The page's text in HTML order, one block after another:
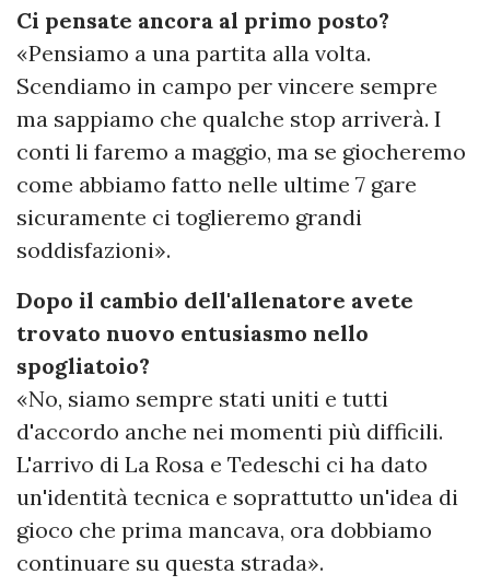
Ci pensate ancora al primo posto?
«Pensiamo a una partita alla volta.
Scendiamo in campo per vincere sempre
ma sappiamo che qualche stop arriverà. I
conti li faremo a maggio, ma se giocheremo
come abbiamo fatto nelle ultime 7 gare
sicuramente ci toglieremo grandi
soddisfazioni».
Dopo il cambio dell'allenatore avete
trovato nuovo entusiasmo nello
spogliatoio?
«No, siamo sempre stati uniti e tutti
d'accordo anche nei momenti più difficili.
L'arrivo di La Rosa e Tedeschi ci ha dato
un'identità tecnica e soprattutto un'idea di
gioco che prima mancava, ora dobbiamo
continuare su questa strada».